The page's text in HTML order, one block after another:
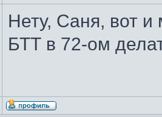
Нету, Саня, вот
БТТ в 72-ом